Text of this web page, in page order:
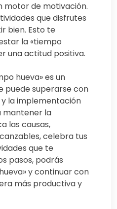
motor de motivación.
que disfrutes
bien. Esto te
la «tiempo
una actitud positiva.
hueva» es un
puede superarse con
la implementación
mantener la
las causas,
celebra tus
que te
pasos, podrás
y continuar con
más productiva y